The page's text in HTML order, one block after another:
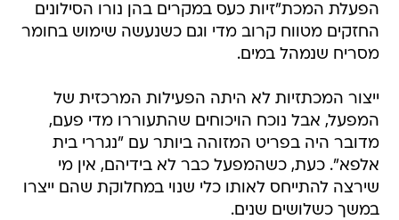
הפעלת המכת"זיות כעס במקרים בהן נורו הסילונים
החזקים מטווח קרוב מדי וגם כשנעשה שימוש בחומר
מסריח שנמהל במים.
ייצור המכתזיות לא היתה הפעילות המרכזית של
המפעל, אבל נוכח הויכוחים שהתעוררו מדי פעם,
מדובר היה בפריט המזוהה ביותר עם "נגררי בית
אלפא". כעת, כשהמפעל כבר לא בידיהם, אין מי
שירצה להתייחס לאותו כלי שנוי במחלוקת שהם ייצרו
במשך כשלושים שנים.